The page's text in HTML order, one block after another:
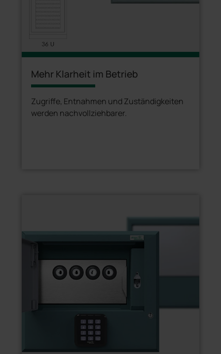
Mehr Klarheit im Betrieb
Zugriffe, Entnahmen und Zuständigkeiten
werden nachvollziehbarer.